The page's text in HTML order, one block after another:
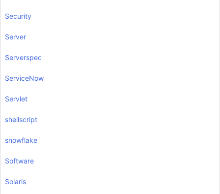
Security
Server
Serverspec
ServiceNow
Servlet
shellscript
snowflake
Software
Solaris